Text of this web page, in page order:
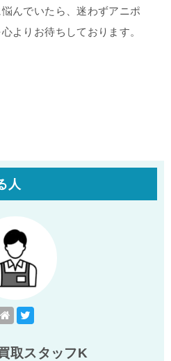
んでいたら、迷わずアニポ
よりお待ちしております。
人
取スタッフK